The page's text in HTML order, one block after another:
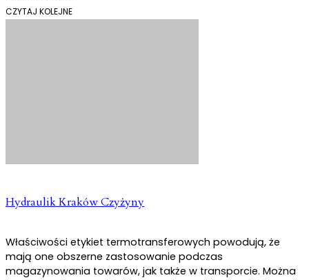
CZYTAJ KOLEJNE
Hydraulik Kraków Czyżyny
Właściwości etykiet termotransferowych powodują, że
mają one obszerne zastosowanie podczas
magazynowania towarów, jak także w transporcie. Można